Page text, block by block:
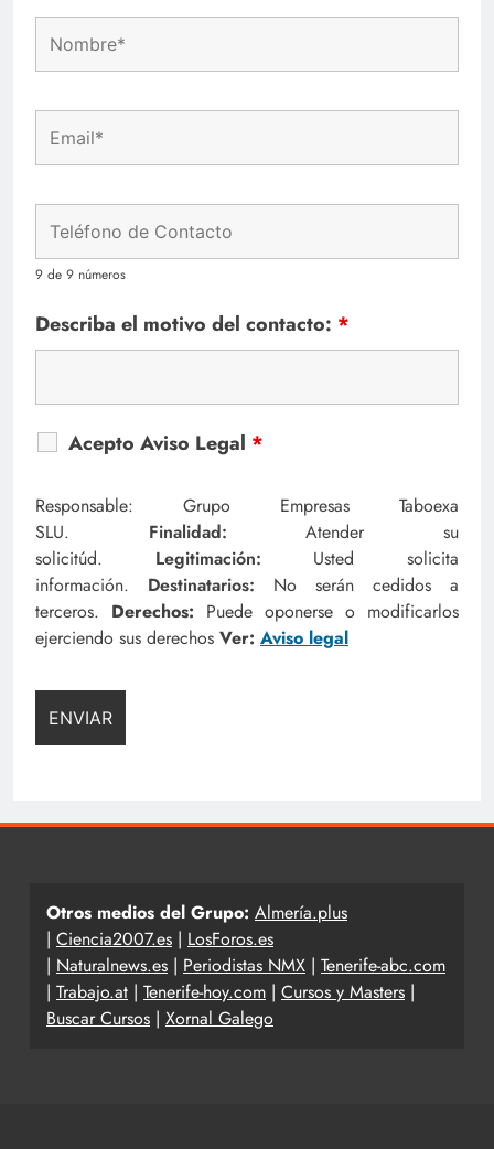
9 de 9 números
Describa el motivo del contacto: *
Acepto Aviso Legal *
Responsable: Grupo Empresas Taboexa
SLU. Finalidad:Atender su
solicitúd. Legitimación: Usted solicita
información. Destinatarios: No serán cedidos a
terceros. Derechos: Puede oponerse o modificarlos
ejerciendo sus derechos Ver: Aviso legal
Otros medios del Grupo: Almería.plus
| Ciencia2007.es | LosForos.es
| Naturalnews.es | Periodistas NMX | Tenerife-abc.com
| Trabajo.at | Tenerife-hoy.com | Cursos y Masters |
Buscar Cursos | Xornal Galego